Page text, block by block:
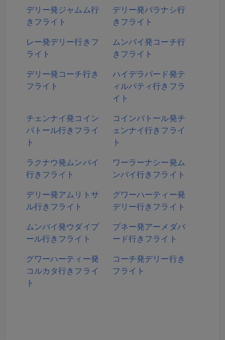
デリー発ジャムム行
きフライト
デリー発バラナシ行
きフライト
レー発デリー行きフ
ライト
ムンバイ発コーチ行
きフライト
デリー発コーチ行き
フライト
ハイデラバード発テ
ィルパティ行きフラ
イト
チェンナイ発コイン
バトール行きフライ
ト
コインバトール発チ
ェンナイ行きフライ
ト
ラクナウ発ムンバイ
行きフライト
ワーラーナシー発ム
ンバイ行きフライト
デリー発アムリトサ
ル行きフライト
グワーハーティー発
デリー行きフライト
ムンバイ発ウダイプ
ール行きフライト
プネー発アーメダバ
ード行きフライト
グワーハーティー発
コルカタ行きフライ
ト
コーチ発デリー行き
フライト